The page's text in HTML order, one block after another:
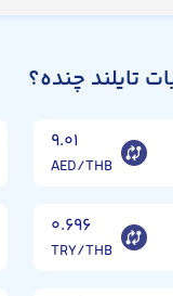
تایلند چنده؟
۹.۰۱
AED/THB
۰.۶۹۶
TRY/THB